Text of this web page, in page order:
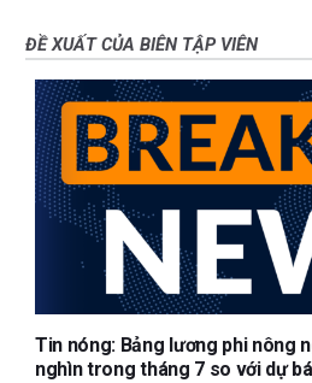
ĐỀ XUẤT CỦA BIÊN TẬP VIÊN
Tin nóng: Bảng lương phi nông
nghìn trong tháng 7 so với dự